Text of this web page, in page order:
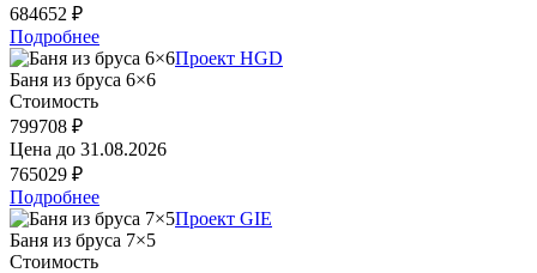
684652 ₽
Подробнее
Проект HGD
Баня из бруса 6×6
Стоимость
799708 ₽
Цена до 31.08.2026
765029 ₽
Подробнее
Проект GIE
Баня из бруса 7×5
Стоимость